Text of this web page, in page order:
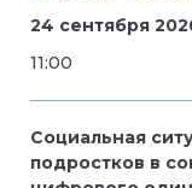
24 сентября
11:00
Социальная
подростков в